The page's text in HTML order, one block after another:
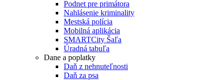
Podnet pre primátora
Nahlásenie kriminality
Mestská polícia
Mobilná aplikácia
SMARTCity Šaľa
Úradná tabuľa
Dane a poplatky
Daň z nehnuteľnosti
Daň za psa